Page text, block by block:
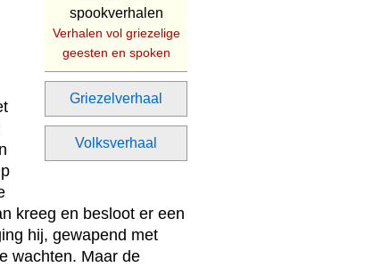
spookverhalen
Verhalen vol griezelige
geesten en spoken
Griezelverhaal
Volksverhaal
kreeg en besloot er een
hij, gewapend met
wachten. Maar de